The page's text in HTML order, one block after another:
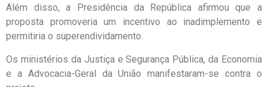
Além disso, a Presidência da República afirmou que a
proposta promoveria um incentivo ao inadimplemento e
permitiria o superendividamento.
Os ministérios da Justiça e Segurança Pública, da Economia
e a Advocacia-Geral da União manifestaram-se contra o